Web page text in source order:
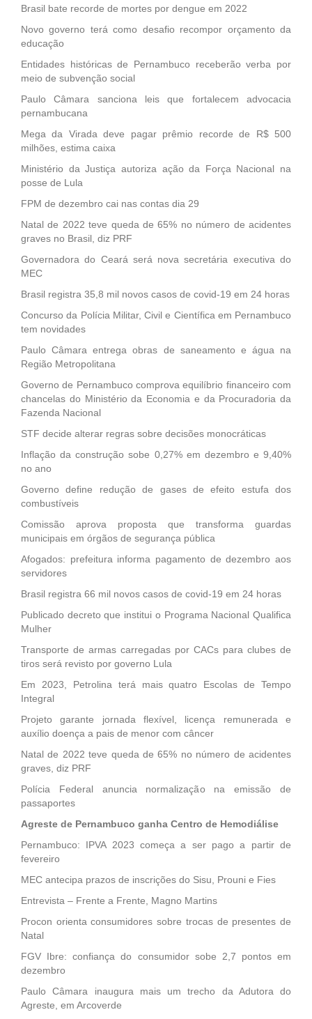
Brasil bate recorde de mortes por dengue em 2022
Novo governo terá como desafio recompor orçamento da
educação
Entidades históricas de Pernambuco receberão verba por
meio de subvenção social
Paulo Câmara sanciona leis que fortalecem advocacia
pernambucana
Mega da Virada deve pagar prêmio recorde de R$ 500
milhões, estima caixa
Ministério da Justiça autoriza ação da Força Nacional na
posse de Lula
FPM de dezembro cai nas contas dia 29
Natal de 2022 teve queda de 65% no número de acidentes
graves no Brasil, diz PRF
Governadora do Ceará será nova secretária executiva do
MEC
Brasil registra 35,8 mil novos casos de covid-19 em 24 horas
Concurso da Polícia Militar, Civil e Científica em Pernambuco
tem novidades
Paulo Câmara entrega obras de saneamento e água na
Região Metropolitana
Governo de Pernambuco comprova equilíbrio financeiro com
chancelas do Ministério da Economia e da Procuradoria da
Fazenda Nacional
STF decide alterar regras sobre decisões monocráticas
Inflação da construção sobe 0,27% em dezembro e 9,40%
no ano
Governo define redução de gases de efeito estufa dos
combustíveis
Comissão aprova proposta que transforma guardas
municipais em órgãos de segurança pública
Afogados: prefeitura informa pagamento de dezembro aos
servidores
Brasil registra 66 mil novos casos de covid-19 em 24 horas
Publicado decreto que institui o Programa Nacional Qualifica
Mulher
Transporte de armas carregadas por CACs para clubes de
tiros será revisto por governo Lula
Em 2023, Petrolina terá mais quatro Escolas de Tempo
Integral
Projeto garante jornada flexível, licença remunerada e
auxílio doença a pais de menor com câncer
Natal de 2022 teve queda de 65% no número de acidentes
graves, diz PRF
Polícia Federal anuncia normalização na emissão de
passaportes
Agreste de Pernambuco ganha Centro de Hemodiálise
Pernambuco: IPVA 2023 começa a ser pago a partir de
fevereiro
MEC antecipa prazos de inscrições do Sisu, Prouni e Fies
Entrevista – Frente a Frente, Magno Martins
Procon orienta consumidores sobre trocas de presentes de
Natal
FGV Ibre: confiança do consumidor sobe 2,7 pontos em
dezembro
Paulo Câmara inaugura mais um trecho da Adutora do
Agreste, em Arcoverde